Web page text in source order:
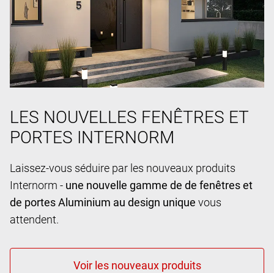
LES NOUVELLES FENÊTRES ET
PORTES INTERNORM
Laissez-vous séduire par les nouveaux produits
Internorm - une nouvelle gamme de de fenêtres et
de portes Aluminium au design unique vous
attendent.